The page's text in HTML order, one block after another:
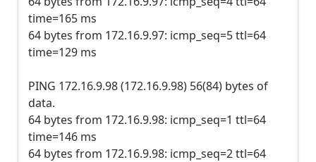
time=165 ms
64 bytes from 172.16.9.97: icmp_seq=5 ttl=64
time=129 ms
PING 172.16.9.98 (172.16.9.98) 56(84) bytes of
data.
64 bytes from 172.16.9.98: icmp_seq=1 ttl=64
time=146 ms
64 bytes from 172.16.9.98: icmp_seq=2 ttl=64